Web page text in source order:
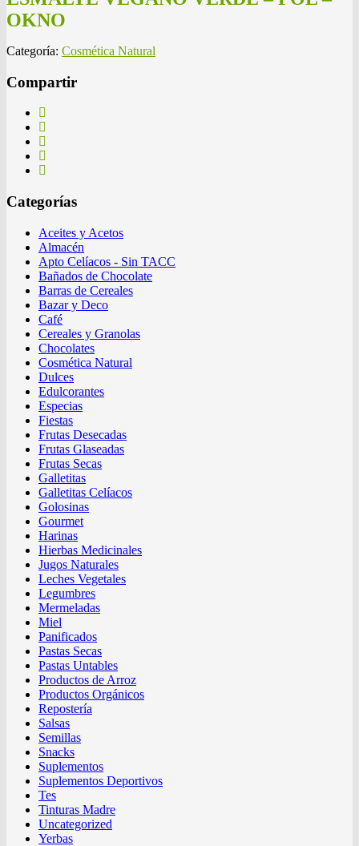
OKNO
Categoría: Cosmética Natural
Compartir
Categorías
Aceites y Acetos
Almacén
Apto Celíacos - Sin TACC
Bañados de Chocolate
Barras de Cereales
Bazar y Deco
Café
Cereales y Granolas
Chocolates
Cosmética Natural
Dulces
Edulcorantes
Especias
Fiestas
Frutas Desecadas
Frutas Glaseadas
Frutas Secas
Galletitas
Galletitas Celíacos
Golosinas
Gourmet
Harinas
Hierbas Medicinales
Jugos Naturales
Leches Vegetales
Legumbres
Mermeladas
Miel
Panificados
Pastas Secas
Pastas Untables
Productos de Arroz
Productos Orgánicos
Repostería
Salsas
Semillas
Snacks
Suplementos
Suplementos Deportivos
Tes
Tinturas Madre
Uncategorized
Yerbas